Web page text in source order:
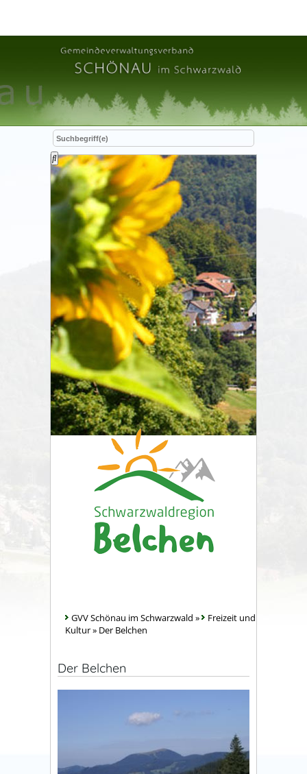
GVV Schönau im Schwarzwald »
Freizeit und
Kultur» Der Belchen
Der Belchen